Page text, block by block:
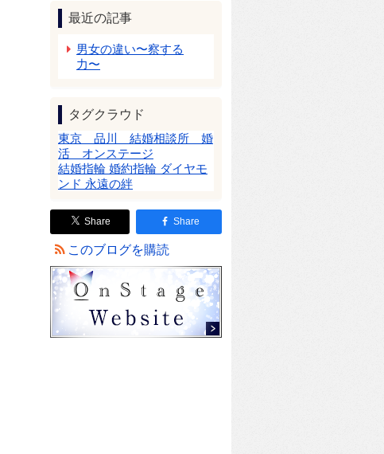
最近の記事
男女の違い〜察する
力〜
タグクラウド
東京 品川 結婚相談所 婚
活 オンステージ
結婚指輪 婚約指輪 ダイヤモ
ンド 永遠の絆
Share Share
このブログを購読